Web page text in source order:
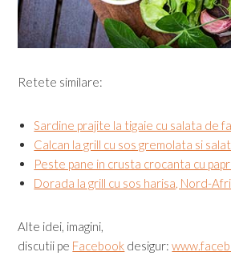
Retete similare:
Sardine prajite la tigaie cu salata de
Calcan la grill cu sos gremolata si
Peste pane in crusta crocanta cu
Dorada la grill cu sos harisa, Nord-
Alte idei, imagini,
discutii pe Facebook desigur: